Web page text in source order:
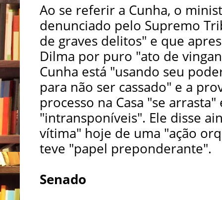
Ao se referir a Cunha, o
denunciado pelo Supremo
de graves delitos" e que
Dilma por puro "ato de
Cunha está "usando seu
para não ser cassado" e a
processo na Casa "se
"intransponíveis". Ele disse
vítima" hoje de uma "ação
teve "papel preponderante".
Senado